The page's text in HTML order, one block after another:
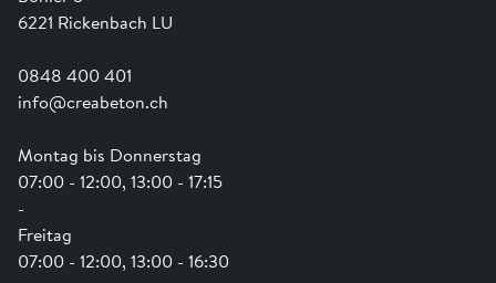
6221 Rickenbach LU
0848 400 401
info@creabeton.ch
Montag bis Donnerstag
07:00 - 12:00, 13:00 - 17:15
-
Freitag
07:00 - 12:00, 13:00 - 16:30
Newsletter
Schwammstadt